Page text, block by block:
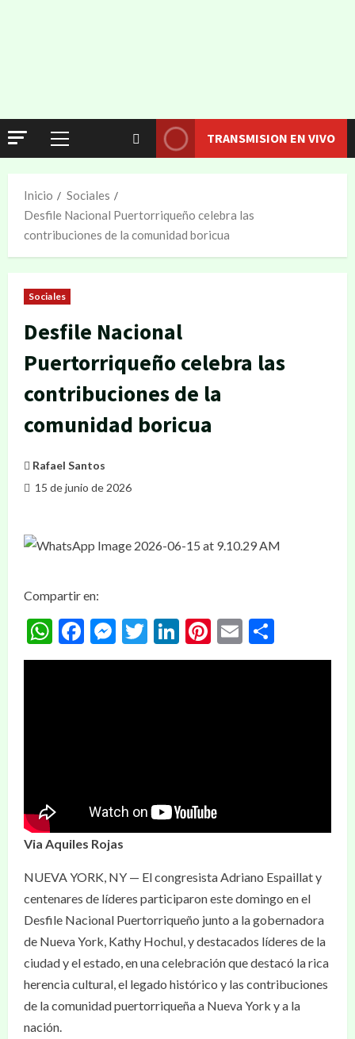
TRANSMISION EN VIVO
Inicio
Sociales
Desfile Nacional Puertorriqueño celebra las
contribuciones de la comunidad boricua
Sociales
Desfile Nacional
Puertorriqueño celebra las
contribuciones de la
comunidad boricua
Rafael Santos
15 de junio de 2026
Compartir en:
WhatsApp
Facebook
Messenger
Twitter
LinkedIn
Pinterest
Email
Via Aquiles Rojas
NUEVA YORK, NY — El congresista Adriano Espaillat y
centenares de líderes participaron este domingo en el
Desfile Nacional Puertorriqueño junto a la gobernadora
de Nueva York, Kathy Hochul, y destacados líderes de la
ciudad y el estado, en una celebración que destacó la rica
herencia cultural, el legado histórico y las contribuciones
de la comunidad puertorriqueña a Nueva York y a la
nación.